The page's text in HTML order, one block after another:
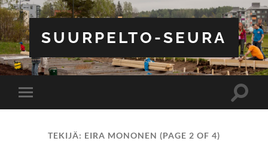
SUURPELTO-SEURA
Toggle
mobile
Toggle
TEKIJÄ: EIRA MONONEN (PAGE 2 OF 4)